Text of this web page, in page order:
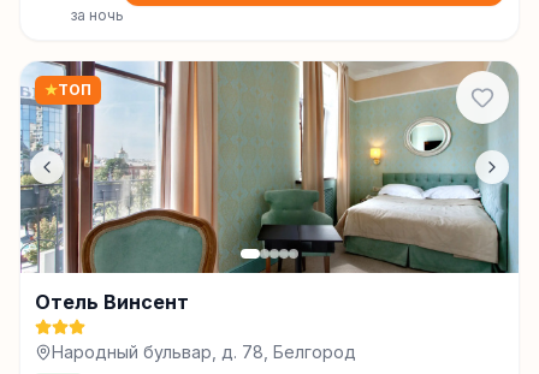
за ночь
★ТОП
Отель Винсент
Народный бульвар, д. 78, Белгород